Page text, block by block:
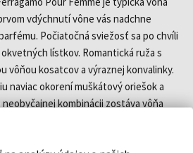
vdýchnutí vône vás nadchne
Počiatočná sviežosť sa po chvíli
lístkov. Romantická ruža s
vôňou kosatcov a výraznej konvalinky.
naviac okorení muškátový oriešok a
kombinácii zostáva vôňa
charakteru. Salvatore Ferrgamo opäť